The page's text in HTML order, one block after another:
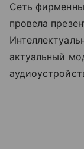
Сеть
провела
актуальный